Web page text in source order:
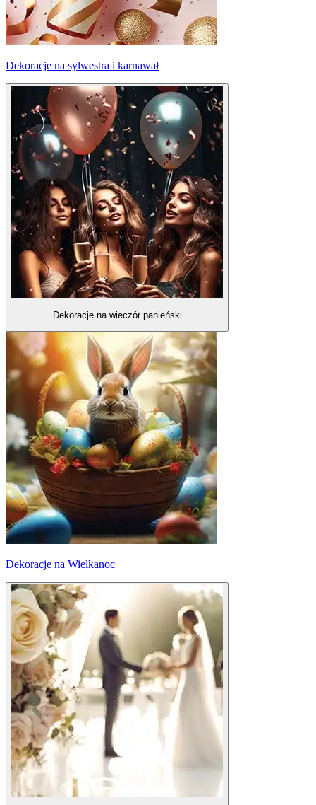
Dekoracje na sylwestra i karnawał
Dekoracje na wieczór panieński
Dekoracje na Wielkanoc